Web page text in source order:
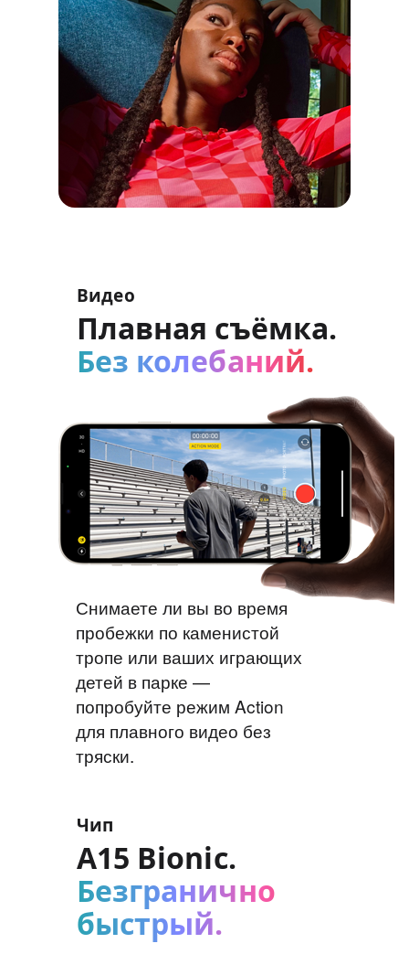
Видео
Плавная съёмка.
Без колебаний.
Снимаете ли вы во время
пробежки по каменистой
тропе или ваших играющих
детей в парке —
попробуйте режим Action
для плавного видео без
тряски.
Чип
A15 Bionic.
Безгранично
быстрый.